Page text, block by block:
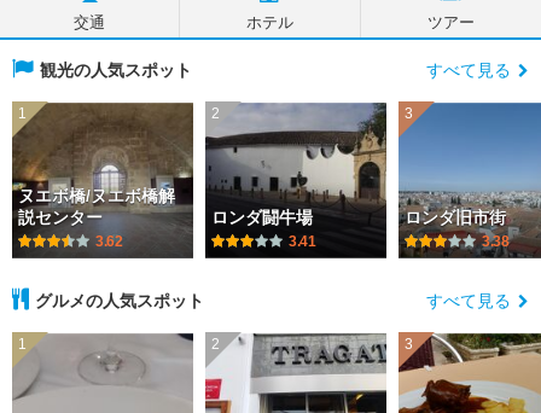
交通 ホテル ツアー
観光の人気スポット すべて見る
1
ヌエボ橋/ヌエボ橋解
説センター
3.62
2
ロンダ闘牛場
3.41
3
ロンダ旧市街
3.38
グルメの人気スポット すべて見る
1 2 3